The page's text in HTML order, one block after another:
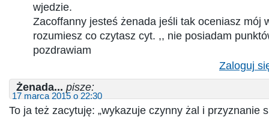
wjedzie.
Zacoffanny jesteś żenada jeśli tak oceniasz mój
rozumiesz co czytasz cyt. ,, nie posiadam
pozdrawiam
Zaloguj
Żenada... pisze:
17 marca 2015 o 22:30
To ja też zacytuję: „wykazuje czynny żal i przyznanie